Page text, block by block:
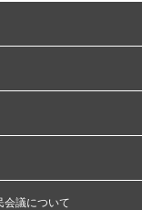
会議について